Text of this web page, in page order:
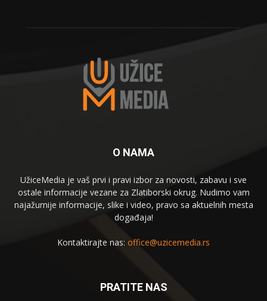
O NAMA
UžiceMedia je vaš prvi i pravi izbor za novosti, zabavu i sve
ostale informacije vezane za Zlatiborski okrug. Nudimo vam
najažurnije informacije, slike i video, pravo sa aktuelnih mesta
događaja!
Kontaktirajte nas: office@uzicemedia.rs
PRATITE NAS